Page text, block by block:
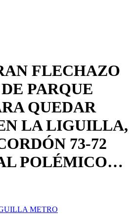
FLECHAZO
PARQUE
QUEDAR
LA LIGUILLA,
73-72
POLÉMICO…
METRO